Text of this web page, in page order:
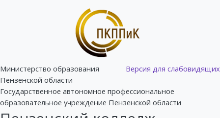
Версия для слабовидящих
Министерство образования
Пензенской области
Государственное автономное профессиональное
образовательное учреждение Пензенской области